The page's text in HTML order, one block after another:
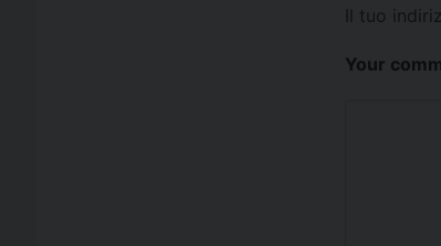
Il tuo
Your